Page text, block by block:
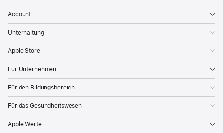
Account
Unterhaltung
Apple Store
Für Unternehmen
Für den Bildungsbereich
Für das Gesundheitswesen
Apple Werte